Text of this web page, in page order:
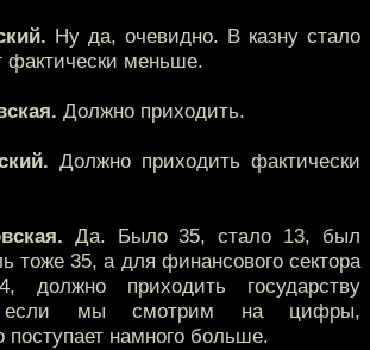
Ну да, очевидно. В казну стало
фактически меньше.
Должно приходить.
Должно приходить фактически
Да. Было 35, стало 13, был
тоже 35, а для финансового сектора
должно приходить государству
мы смотрим на цифры,
поступает намного больше.